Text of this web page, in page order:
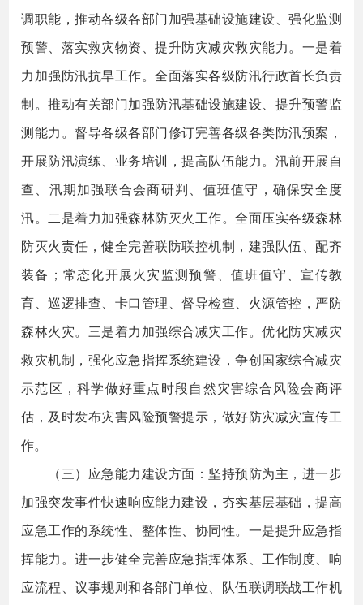
调职能，推动各级各部门加强基础设施建设、强化监测
预警、落实救灾物资、提升防灾减灾救灾能力。一是着
力加强防汛抗旱工作。全面落实各级防汛行政首长负责
制。推动有关部门加强防汛基础设施建设、提升预警监
测能力。督导各级各部门修订完善各级各类防汛预案，
开展防汛演练、业务培训，提高队伍能力。汛前开展自
查、汛期加强联合会商研判、值班值守，确保安全度
汛。二是着力加强森林防灭火工作。全面压实各级森林
防灭火责任，健全完善联防联控机制，建强队伍、配齐
装备；常态化开展火灾监测预警、值班值守、宣传教
育、巡逻排查、卡口管理、督导检查、火源管控，严防
森林火灾。三是着力加强综合减灾工作。优化防灾减灾
救灾机制，强化应急指挥系统建设，争创国家综合减灾
示范区，科学做好重点时段自然灾害综合风险会商评
估，及时发布灾害风险预警提示，做好防灾减灾宣传工
作。
（三）应急能力建设方面：坚持预防为主，进一步
加强突发事件快速响应能力建设，夯实基层基础，提高
应急工作的系统性、整体性、协同性。一是提升应急指
挥能力。进一步健全完善应急指挥体系、工作制度、响
应流程、议事规则和各部门单位、队伍联调联战工作机